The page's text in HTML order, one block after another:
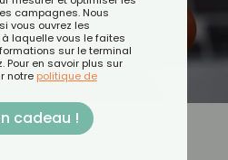
campagnes. Nous
vous ouvrez les
à laquelle vous le faites
sur le terminal
Pour en savoir plus sur
notre politique de
cadeau !